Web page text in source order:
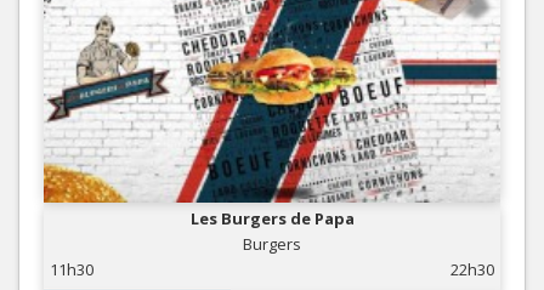
Les Burgers de Papa
Burgers
11h30
22h30